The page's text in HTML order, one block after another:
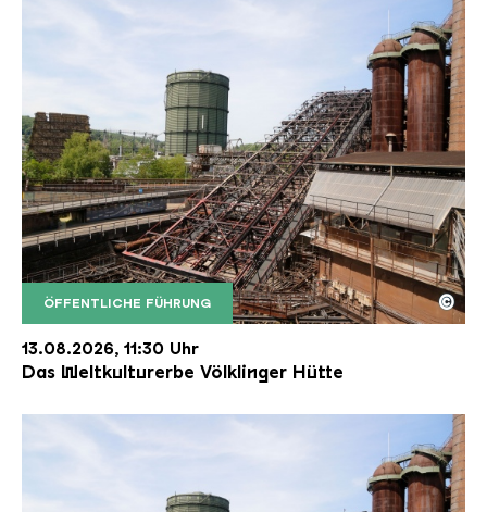
ÖFFENTLICHE FÜHRUNG
Der Erzschrägaufzug der Völklinger Hütte mit
Copyright: Weltkulturerbe Völklinger Hütte | Karl
©
13.08.2026, 11:30 Uhr
Das Weltkulturerbe Völklinger Hütte